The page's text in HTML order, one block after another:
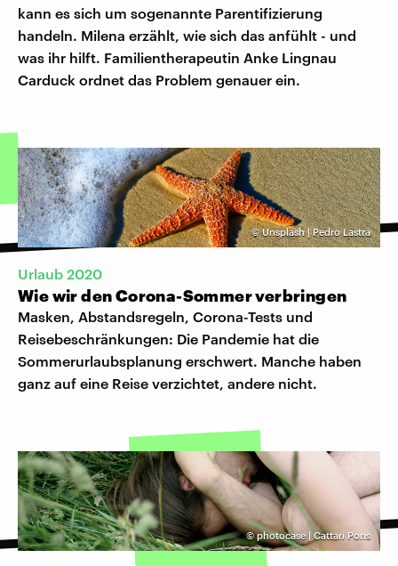
kann es sich um sogenannte Parentifizierung
handeln. Milena erzählt, wie sich das anfühlt - und
was ihr hilft. Familientherapeutin Anke Lingnau
Carduck ordnet das Problem genauer ein.
©Unsplash | Pedro Lastra
Urlaub 2020
Wie wir den Corona-Sommer verbringen
Masken, Abstandsregeln, Corona-Tests und
Reisebeschränkungen: Die Pandemie hat die
Sommerurlaubsplanung erschwert. Manche haben
ganz auf eine Reise verzichtet, andere nicht.
©photocase | Cattari Pons